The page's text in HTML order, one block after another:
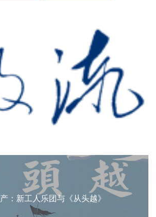
：新工人乐团与《从头越》